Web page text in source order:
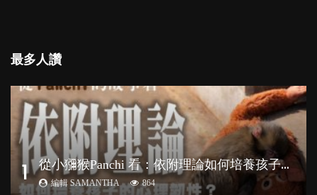
最多人讚
1 從
小獼猴Panchi 看：依附理論如何培養孩子心理韌性？
編輯 SAMANTHA 864